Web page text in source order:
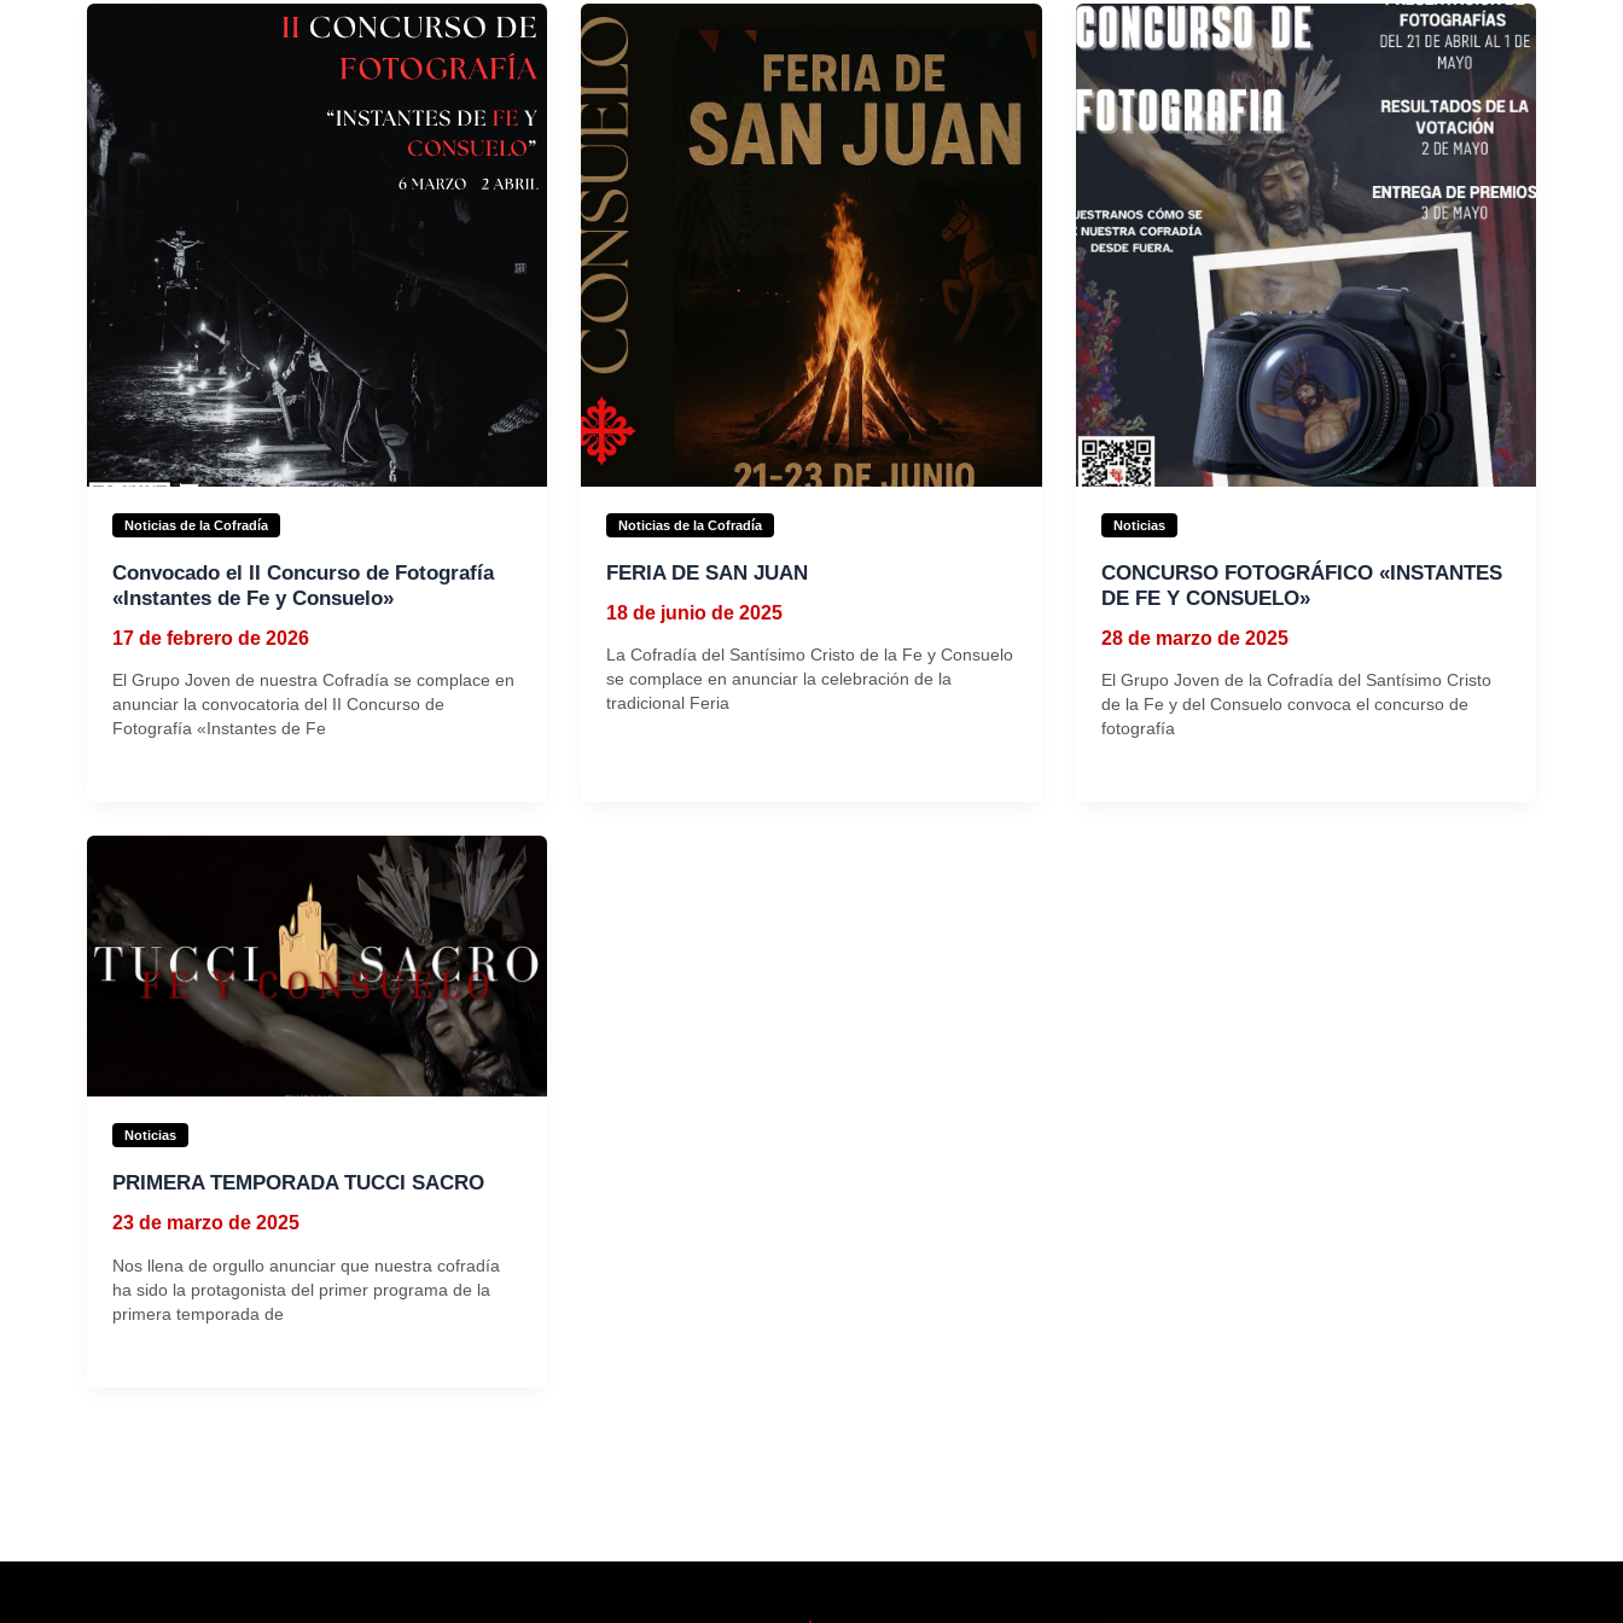
Noticias de la Cofradía
Convocado el II Concurso de Fotografía
«Instantes de Fe y Consuelo»
17 de febrero de 2026
El Grupo Joven de nuestra Cofradía se complace en
anunciar la convocatoria del II Concurso de
Fotografía «Instantes de Fe
Noticias de la Cofradía
FERIA DE SAN JUAN
18 de junio de 2025
La Cofradía del Santísimo Cristo de la Fe y Consuelo
se complace en anunciar la celebración de la
tradicional Feria
Noticias
CONCURSO FOTOGRÁFICO «INSTANTES
DE FE Y CONSUELO»
28 de marzo de 2025
El Grupo Joven de la Cofradía del Santísimo Cristo
de la Fe y del Consuelo convoca el concurso de
fotografía
Noticias
PRIMERA TEMPORADA TUCCI SACRO
23 de marzo de 2025
Nos llena de orgullo anunciar que nuestra cofradía
ha sido la protagonista del primer programa de la
primera temporada de